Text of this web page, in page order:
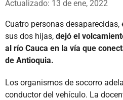
Actualizado: 13 de ene, 2022
Cuatro personas
sus dos hijas, dejó el
al río Cauca en la vía que
de Antioquia.
Los organismos de socorro
conductor del vehículo. La